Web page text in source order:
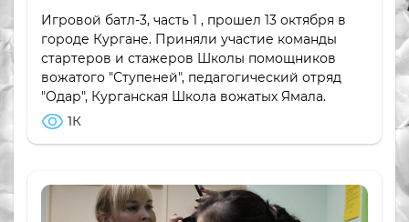
Игровой батл-3, часть 1 , прошел 13 октября в
городе Кургане. Приняли участие команды
стартеров и стажеров Школы помощников
вожатого "Ступеней", педагогический отряд
"Одар", Курганская Школа вожатых Ямала.
1К